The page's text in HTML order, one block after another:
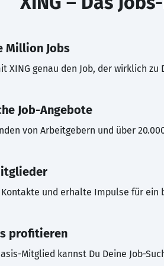
Million Jobs
XING genau den Job, der wirklich zu
Job-Angebote
von Arbeitgebern und über
und erhalte Impulse für ein
profitieren
Mitglied kannst Du Deine Job-